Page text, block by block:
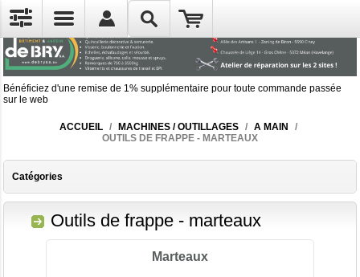
Bénéficiez d'une remise de 1% supplémentaire pour toute commande passée
sur le web
ACCUEIL / MACHINES / OUTILLAGES / A MAIN
/
OUTILS DE FRAPPE - MARTEAUX
Catégories
Outils de frappe - marteaux
Marteaux